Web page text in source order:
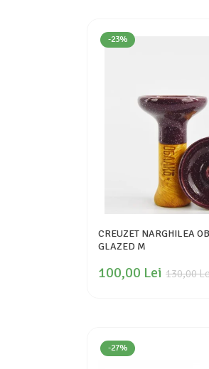
-23%
CREUZET NARGHILEA
GLAZED M
130,00
100,00 Lei
-27%